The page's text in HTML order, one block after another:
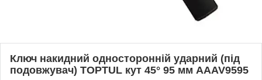
Ключ накидний односторонній ударний (під
подовжувач) TOPTUL кут 45° 95 мм AAAV9595